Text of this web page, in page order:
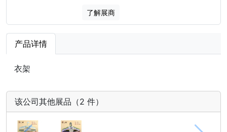
了解展商
产品详情
衣架
该公司其他展品（2 件）